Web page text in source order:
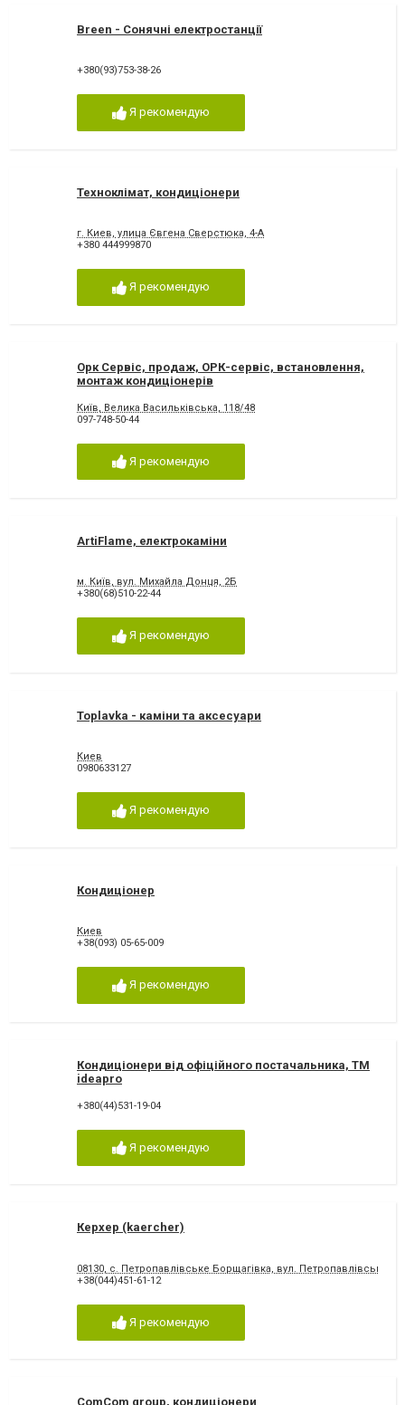
Breen - Сонячні електростанції
+380(93)753-38-26
Я рекомендую
Техноклімат, кондиціонери
г. Киев, улица Євгена Сверстюка, 4-А
+380 444999870
Я рекомендую
Орк Сервіс, продаж, ОРК-сервіс, встановлення,
монтаж кондиціонерів
Київ, Велика Васильківська, 118/48
097-748-50-44
Я рекомендую
ArtiFlame, електрокаміни
м. Київ, вул. Михайла Донця, 2Б
+380(68)510-22-44
Я рекомендую
Toplavka - каміни та аксесуари
Киев
0980633127
Я рекомендую
Кондиціонер
Киев
+38(093) 05-65-009
Я рекомендую
Кондиціонери від офіційного постачальника, ТМ
ideapro
+380(44)531-19-04
Я рекомендую
Керхер (kaercher)
08130, с. Петропавлівське Борщагівка, вул. Петропавлівська, 4
+38(044)451-61-12
Я рекомендую
ComCom group, кондиціонери